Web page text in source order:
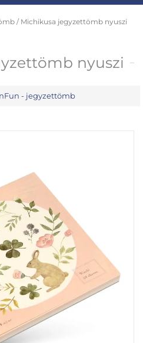
/ Michikusa jegyzettömb nyuszi
nyuszi
- jegyzettömb